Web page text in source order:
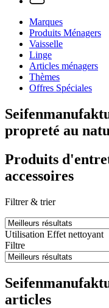
Marques
Produits Ménagers
Vaisselle
Linge
Articles ménagers
Thèmes
Offres Spéciales
propreté au
Produits
accessoires
Filtrer & trier
Utilisation Effet nettoyant
Filtre
articles